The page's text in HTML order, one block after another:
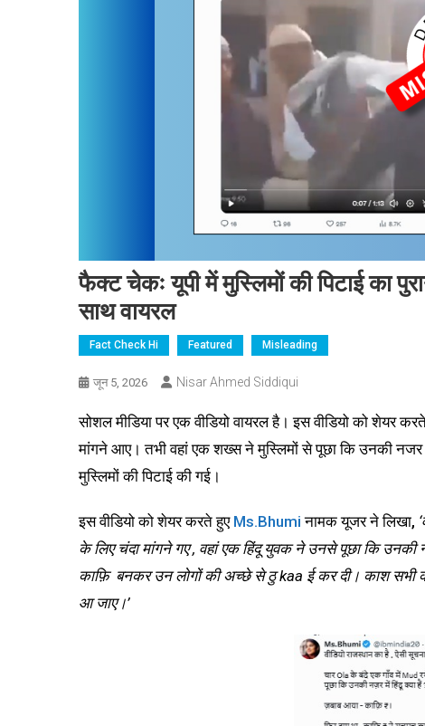
फैक्ट चेकः यूपी में मुस्लिमों की पिटाई का
साथ वायरल
Fact Check Hi Featured Misleading
जून 5, 2026 Nisar Ahmed Siddiqui
सोशल मीडिया पर एक वीडियो वायरल है। इस वीडियो को शेयर
मांगने आए। तभी वहां एक शख्स ने मुस्लिमों से पूछा कि उनकी नजर
मुस्लिमों की पिटाई की गई।
इस वीडियो को शेयर करते हुए Ms.Bhumi नामक यूजर ने लिखा,
के लिए चंदा मांगने गए , वहां एक हिंदू युवक ने उनसे पूछा कि उनकी
काफ़ि ₹ बनकर उन लोगों की अच्छे से ठु kaa ई कर दी। काश सभी
आ जाए।’